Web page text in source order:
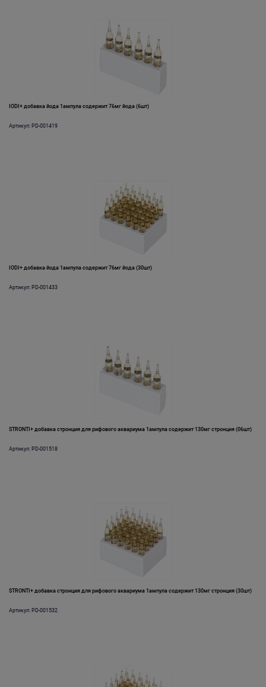
IODI+ добавка йода 1ампула содержит 76мг йода (6шт)
Артикул: PD-001419
IODI+ добавка йода 1ампула содержит 76мг йода (30шт)
Артикул: PD-001433
STRONTI+ добавка стронция для рифового аквариума 1ампула содержит 130мг стронция (06шт)
Артикул: PD-001518
STRONTI+ добавка стронция для рифового аквариума 1ампула содержит 130мг стронция (30шт)
Артикул: PD-001532